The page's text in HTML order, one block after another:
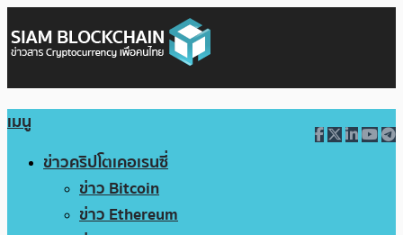
เมนู
ข่าวคริปโตเคอเรนซี่
ข่าว Bitcoin
ข่าว Ethereum